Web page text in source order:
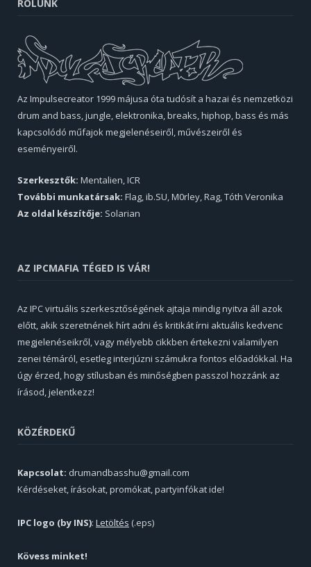
RÓLUNK
Az Impulsecreator 1999 májusa óta tudósít a hazai és nemzetközi
drum and bass, jungle, elektronika, breaks, hiphop, bass és más
kapcsolódó műfajok megjelenéseiről, művészeiről és
eseményeiről.
Szerkesztők: Mentalien, ICR
További munkatársak: Flag, ib.SU, M0rley, Rag, Tóth Veronika
Az oldal készítője: Solarian
AZ IPCMAFIA TÉGED IS VÁR!
Az IPC virtuális szerkesztőségének ajtaja mindig nyitva áll azok
előtt, akik szeretnének hírt adni és kritikát írni aktuális kedvenc
megjelenéseikről, vagy mélyebb cikkben értekezni valamilyen
zenei témáról, esetleg interjúzni számukra fontos előadókkal. Ha
úgy érzed, hogy stílusban és minőségben passzol hozzánk az
írásod, jelentkezz!
KÖZÉRDEKŰ
Kapcsolat: drumandbasshu@gmail.com
Kérdéseket, írásokat, promókat, partyinfókat ide!
IPC logo (by INS): Letöltés (.eps)
Kövess minket!